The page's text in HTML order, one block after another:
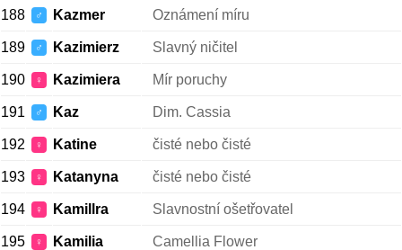
188 ♂ Kazmer Oznámení míru
189 ♂ Kazimierz Slavný ničitel
190 ♀ Kazimiera Mír poruchy
191 ♂ Kaz Dim. Cassia
192 ♀ Katine čisté nebo čisté
193 ♀ Katanyna čisté nebo čisté
194 ♀ Kamillra Slavnostní ošetřovatel
195 ♀ Kamilia Camellia Flower